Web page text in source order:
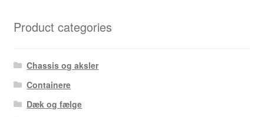
Product categories
Chassis og aksler
Containere
Dæk og fælge